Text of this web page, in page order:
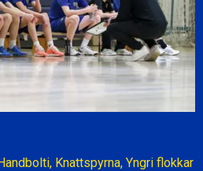
, Knattspyrna, Yngri flokkar